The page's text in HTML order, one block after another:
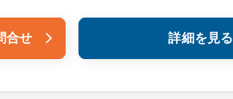
合せ 詳細を見る